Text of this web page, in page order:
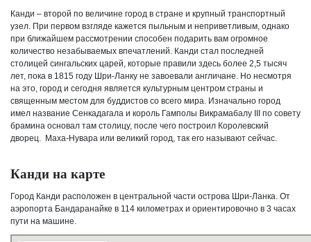
Канди – второй по величине город в стране и крупный транспортный
узел. При первом взгляде кажется пыльным и неприветливым, однако
при ближайшем рассмотрении способен подарить вам огромное
количество незабываемых впечатлений. Канди стал последней
столицей сингальских царей, которые правили здесь более 2,5 тысяч
лет, пока в 1815 году Шри-Ланку не завоевали англичане. Но несмотря
на это, город и сегодня является культурным центром страны и
священным местом для буддистов со всего мира. Изначально город
имел название Сенкадагала и король Гамполы Викрамабалу III по совету
брамина основал там столицу, после чего построил Королевский
дворец. Маха-Нувара или великий город, так его называют сейчас.
Канди на карте
Город Канди расположен в центральной части острова Шри-Ланка. От
аэропорта Бандаранайке в 114 километрах и ориентировочно в 3 часах
пути на машине.